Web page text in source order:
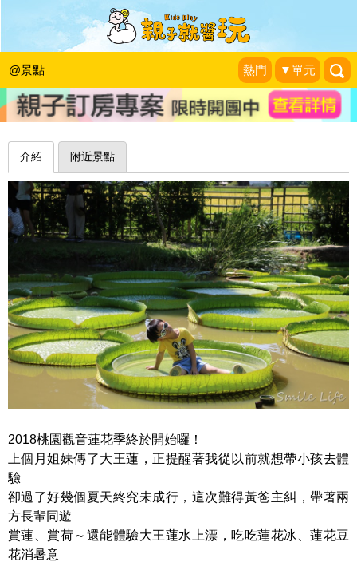
@景點 熱門 ▼單元
期間限定！腳踩大王蓮、消暑蓮花冰～
桃園蓮荷園休閒農場
Smile Life 維媽育兒生活|2018-07-01
介紹 附近景點
2018桃園觀音蓮花季終於開始囉！
上個月姐妹傳了大王蓮，正提醒著我從以前就想帶小孩去體
驗
卻過了好幾個夏天終究未成行，這次難得黃爸主糾，帶著兩
方長輩同遊
賞蓮、賞荷～還能體驗大王蓮水上漂，吃吃蓮花冰、蓮花豆
花消暑意